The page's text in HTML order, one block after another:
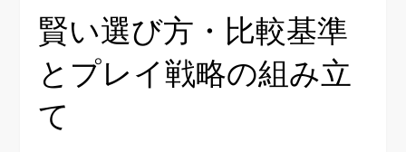
賢い選び方・比較基準
とプレイ戦略の組み立
て